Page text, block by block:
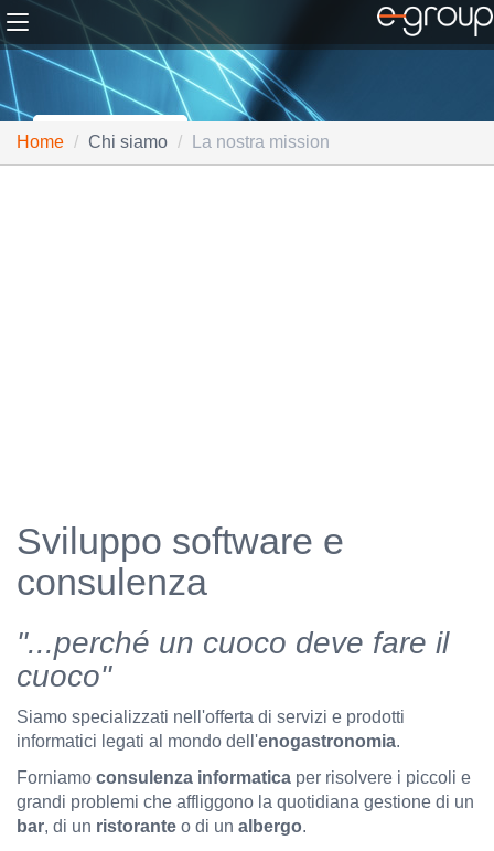
Home Chi siamo La nostra mission
Sviluppo software e
consulenza
"...perché un cuoco deve fare il
cuoco"
Siamo specializzati nell'offerta di servizi e prodotti
informatici legati al mondo dell'enogastronomia.
Forniamo consulenza informatica per risolvere i piccoli e
grandi problemi che affliggono la quotidiana gestione di un
bar, di un ristorante o di un albergo.